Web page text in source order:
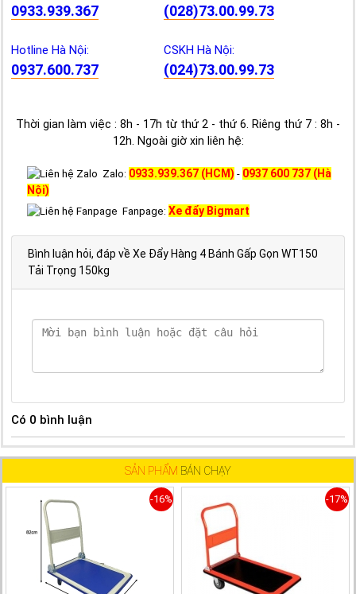
0933.939.367 (028)73.00.99.73
Hotline Hà Nội:
0937.600.737
CSKH Hà Nội:
(024)73.00.99.73
Thời gian làm việc : 8h - 17h từ thứ 2 - thứ 6. Riêng thứ 7 : 8h -
12h. Ngoài giờ xin liên hệ:
Zalo: 0933.939.367 (HCM) - 0937 600 737 (Hà
Nội)
Fanpage: Xe đẩy Bigmart
Bình luận hỏi, đáp về Xe Đẩy Hàng 4 Bánh Gấp Gọn WT150
Tải Trọng 150kg
Có 0 bình luận
SẢN PHẨM BÁN CHẠY
-16% -17%